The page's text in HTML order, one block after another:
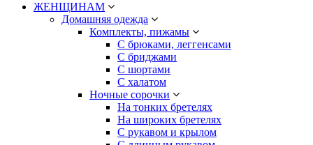
ЖЕНЩИНАМ
Домашняя одежда
Комплекты, пижамы
С брюками, леггенсами
С бриджами
С шортами
С халатом
Ночные сорочки
На тонких бретелях
На широких бретелях
С рукавом и крылом